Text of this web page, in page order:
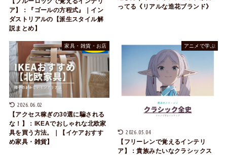
ア】：『ゴールの方程式』｜イン
ダストリアルの【派生スタイル解
説まとめ】
ってる《リアルな造花ブランド》
家具・雑貨・お店
2026.06.02
【アクセス稼ぎの30選に騙される
な！】：IKEAでおしゃれな北欧家
具を買う方法。｜【イケアおすす
め家具・雑貨】
アニメで学ぶ
2026.05.04
【フリーレンで覚えるインテリ
ア】：貴族みたいなクラシックス